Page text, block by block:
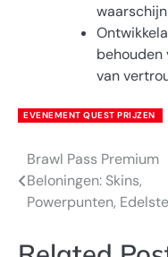
behouden
van
EVENEMENT QUEST PRIJZEN
Post
navigation
Brawl Pass Premium
Beloningen: Skins,
Powerpunten,